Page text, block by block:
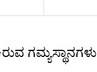
ಗಮ್ಯಸ್ಥಾನಗಳು